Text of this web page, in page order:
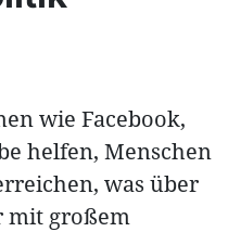
wie Facebook,
helfen, Menschen
was über
mit großem